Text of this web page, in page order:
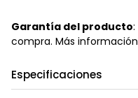
Garantía del producto
compra. Más
Especificaciones